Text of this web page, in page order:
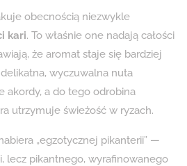
obecnością niezwykle
kari. To właśnie one nadają całości
że aromat staje się bardziej
wyczuwalna nuta
akordy, a do tego odrobina
utrzymuje świeżość w ryzach.
„egzotycznej pikanterii” —
lecz pikantnego, wyrafinowanego